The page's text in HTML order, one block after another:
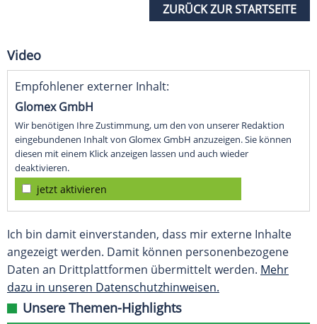
ZURÜCK ZUR STARTSEITE
Video
Empfohlener externer Inhalt:
Glomex GmbH
Wir benötigen Ihre Zustimmung, um den von unserer Redaktion
eingebundenen Inhalt von Glomex GmbH anzuzeigen. Sie können
diesen mit einem Klick anzeigen lassen und auch wieder
deaktivieren.
jetzt aktivieren
Ich bin damit einverstanden, dass mir externe Inhalte
angezeigt werden. Damit können personenbezogene
Daten an Drittplattformen übermittelt werden. Mehr
dazu in unseren Datenschutzhinweisen.
Unsere Themen-Highlights